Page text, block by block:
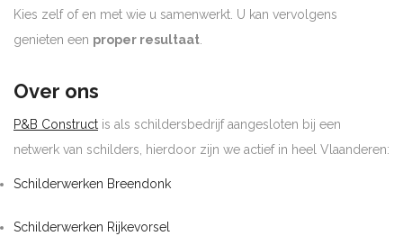
Kies zelf of en met wie u samenwerkt. U kan vervolgens
genieten een proper resultaat.
Over ons
P&B Construct is als schildersbedrijf aangesloten bij een
netwerk van schilders, hierdoor zijn we actief in heel Vlaanderen:
Schilderwerken Breendonk
Schilderwerken Rijkevorsel